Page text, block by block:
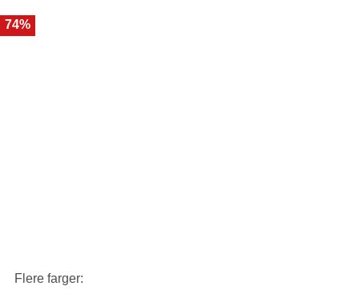
74%
Flere farger